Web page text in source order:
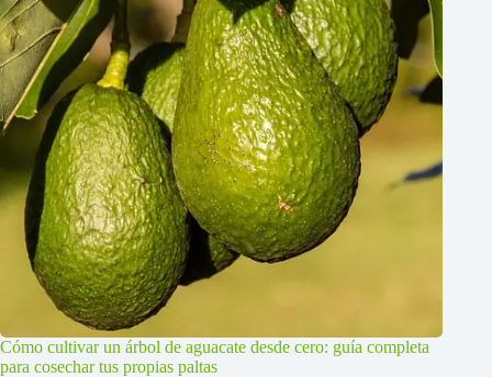
Cómo cultivar un árbol de aguacate desde cero: guía completa
para cosechar tus propias paltas